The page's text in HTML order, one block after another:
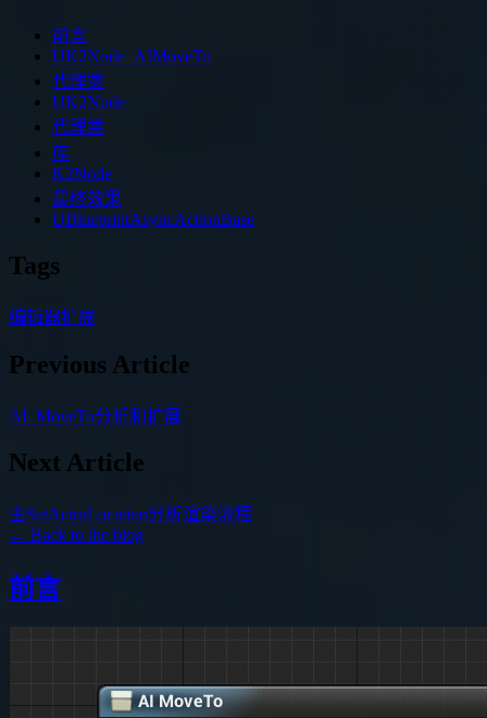
前言
UK2Node_AIMoveTo
代理类
UK2Node
代理类
库
K2Node
最终效果
UBlueprintAsyncActionBase
Tags
编辑器扩展
Previous Article
AI_MoveTo分析和扩展
Next Article
由SetActorLocation分析渲染流程
← Back to the blog
前言